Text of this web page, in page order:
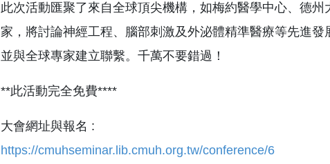
此次活動匯聚了來自全球頂尖機構，如梅約醫學中心、德
家，將討論神經工程、腦部刺激及外泌體精準醫療等先進
並與全球專家建立聯繫。千萬不要錯過！
**此活動完全免費****
大會網址與報名 :
https://cmuhseminar.lib.cmuh.org.tw/conference/6